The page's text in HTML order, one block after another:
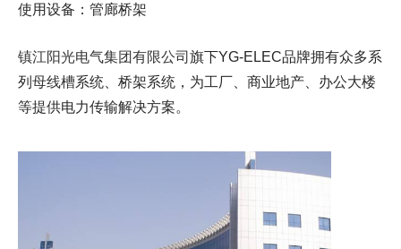
使用设备：管廊桥架
镇江阳光电气集团有限公司 旗下YG-ELEC品牌拥有众多系
列 母线槽系统、桥架系统，为工厂、商业地产、办公大楼
等提供电力传输解决方案。